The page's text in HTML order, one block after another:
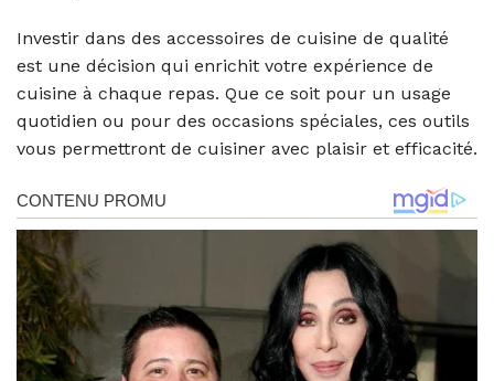
Investir dans des accessoires de cuisine de qualité
est une décision qui enrichit votre expérience de
cuisine à chaque repas. Que ce soit pour un usage
quotidien ou pour des occasions spéciales, ces outils
vous permettront de cuisiner avec plaisir et efficacité.